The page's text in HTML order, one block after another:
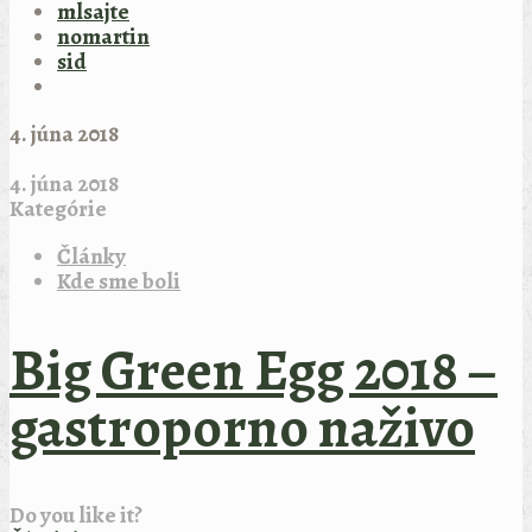
mlsajte
nomartin
sid
4. júna 2018
4. júna 2018
Kategórie
Články
Kde sme boli
Big Green Egg 2018 –
gastroporno naživo
Do you like it?